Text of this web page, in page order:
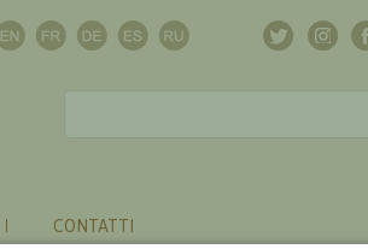
CONTATTI